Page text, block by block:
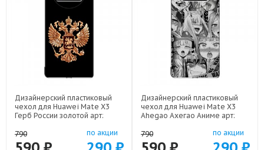
Дизайнерский пластиковый
чехол для Huawei Mate X3
Герб России золотой арт:
790
по акции
Дизайнерский пластиковый
чехол для Huawei Mate X3
Ahegao Ахегао Аниме арт:
790
по акции